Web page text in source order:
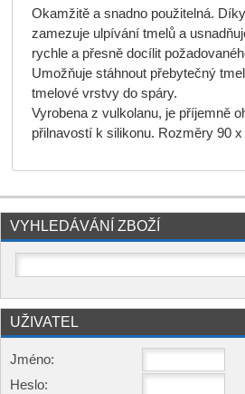
Okamžitě a snadno použitelná.
zamezuje ulpívání tmelů a
rychle a přesně docílit
Umožňuje stáhnout přebytečný
tmelové vrstvy do spáry.
Vyrobena z vulkolanu, je příjemně
přilnavostí k silikonu. Rozměry 90
VYHLEDÁVÁNÍ ZBOŽÍ
UŽIVATEL
Jméno:
Heslo: